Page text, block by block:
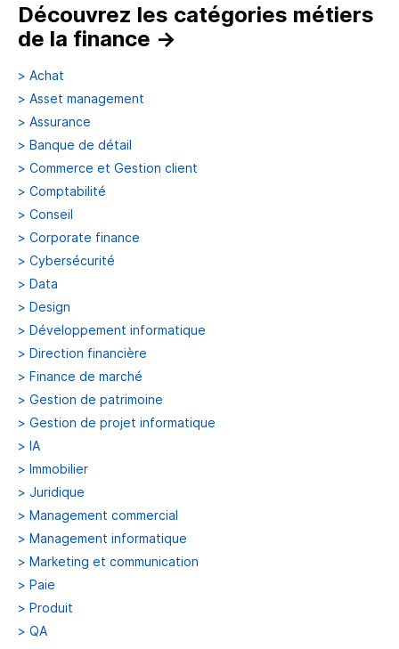
Découvrez les catégories métiers
de la finance →
> Achat
> Asset management
> Assurance
> Banque de détail
> Commerce et Gestion client
> Comptabilité
> Conseil
> Corporate finance
> Cybersécurité
> Data
> Design
> Développement informatique
> Direction financière
> Finance de marché
> Gestion de patrimoine
> Gestion de projet informatique
> IA
> Immobilier
> Juridique
> Management commercial
> Management informatique
> Marketing et communication
> Paie
> Produit
> QA